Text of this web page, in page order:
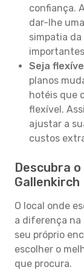
confiança.
dar-lhe
simpatia
Seja
planos
hotéis que
flexível.
ajustar a
custos
Descubra
Gallenkirch
O local onde
a diferença na
seu próprio
escolher o
que procura.